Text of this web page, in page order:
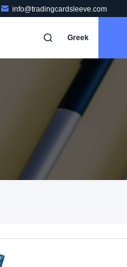
info@tradingcardsleeve.com
Greek